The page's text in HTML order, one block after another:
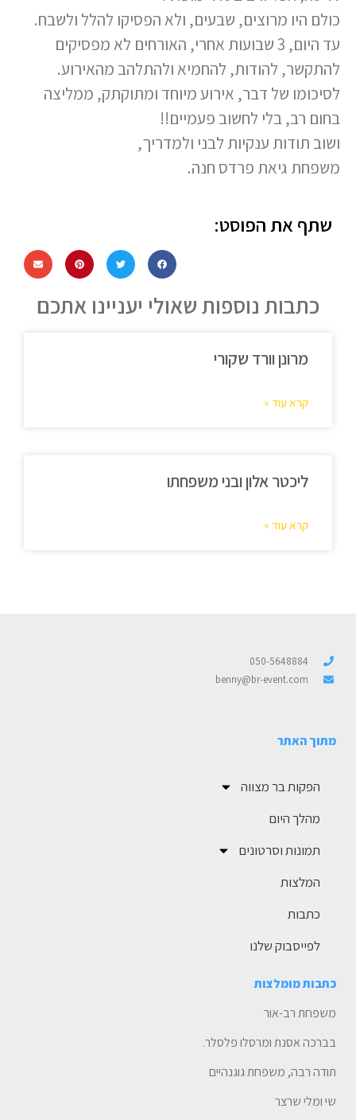
כולם היו מרוצים, שבעים, ולא הפסיקו להלל ולשבח.
עד היום, 3 שבועות אחרי, האורחים לא מפסיקים
להתקשר, להודות, להחמיא ולהתלהב מהאירוע.
לסיכומו של דבר, אירוע מיוחד ומתוקתק, ממליצה
בחום רב, בלי לחשוב פעמיים!!
ושוב תודות ענקיות לבני ולמדריך,
משפחת גיאת פרדס חנה.
שתף את הפוסט:
כתבות נוספות שאולי יעניינו אתכם
מרונן וורד שקורי
קרא עוד »
ליכטר אלון ובני משפחתו
קרא עוד »
050-5648884
benny@br-event.com
מתוך האתר
הפקות בר מצווה
מהלך היום
תמונות וסרטונים
המלצות
כתבות
לפייסבוק שלנו
כתבות מומלצות
משפחת רב-אור
בברכה אסנת ומרסלו פלסלר.
תודה רבה, משפחת גוגנהיים
שי ומלי שרצר